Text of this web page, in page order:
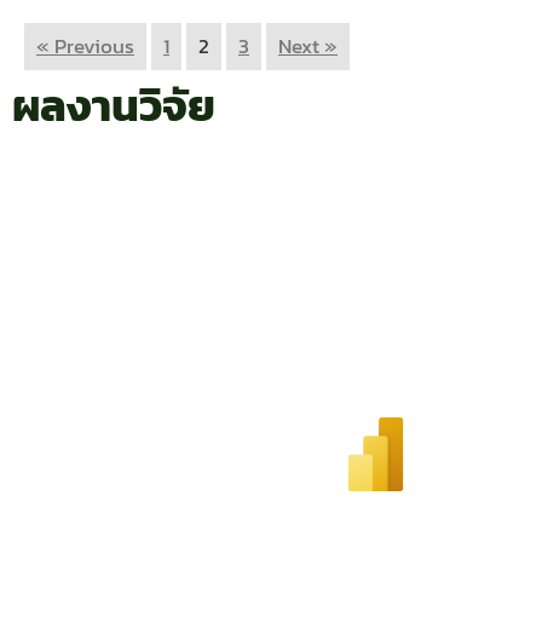
« Previous 1 2 3 Next »
ผลงานวิจัย